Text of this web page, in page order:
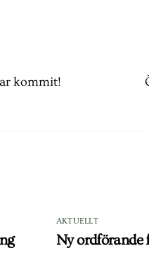
kommit!
AKTUELLT
Ny ordförande